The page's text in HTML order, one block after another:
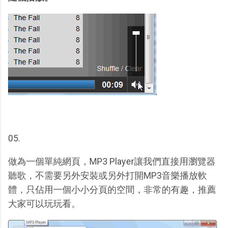
05.
做為一個單純網頁，MP3 Player讓我們直接用瀏覽器
聽歌，不需要另外安裝或另外打開MP3音樂播放軟
體，只佔用一個小小分頁的空間，非常的有趣，推薦
大家可以玩玩看。